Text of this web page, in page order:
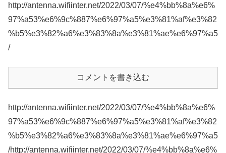
http://antenna.wifiinter.net/2022/03/07/%e4%bb%8a%e6%
97%a53%e6%9c%887%e6%97%a5%e3%81%af%e3%82
%b5%e3%82%a6%e3%83%8a%e3%81%ae%e6%97%a5
/
コメントを書き込む
http://antenna.wifiinter.net/2022/03/07/%e4%bb%8a%e6%
97%a53%e6%9c%887%e6%97%a5%e3%81%af%e3%82
%b5%e3%82%a6%e3%83%8a%e3%81%ae%e6%97%a5
/http://antenna.wifiinter.net/2022/03/07/%e4%bb%8a%e6%